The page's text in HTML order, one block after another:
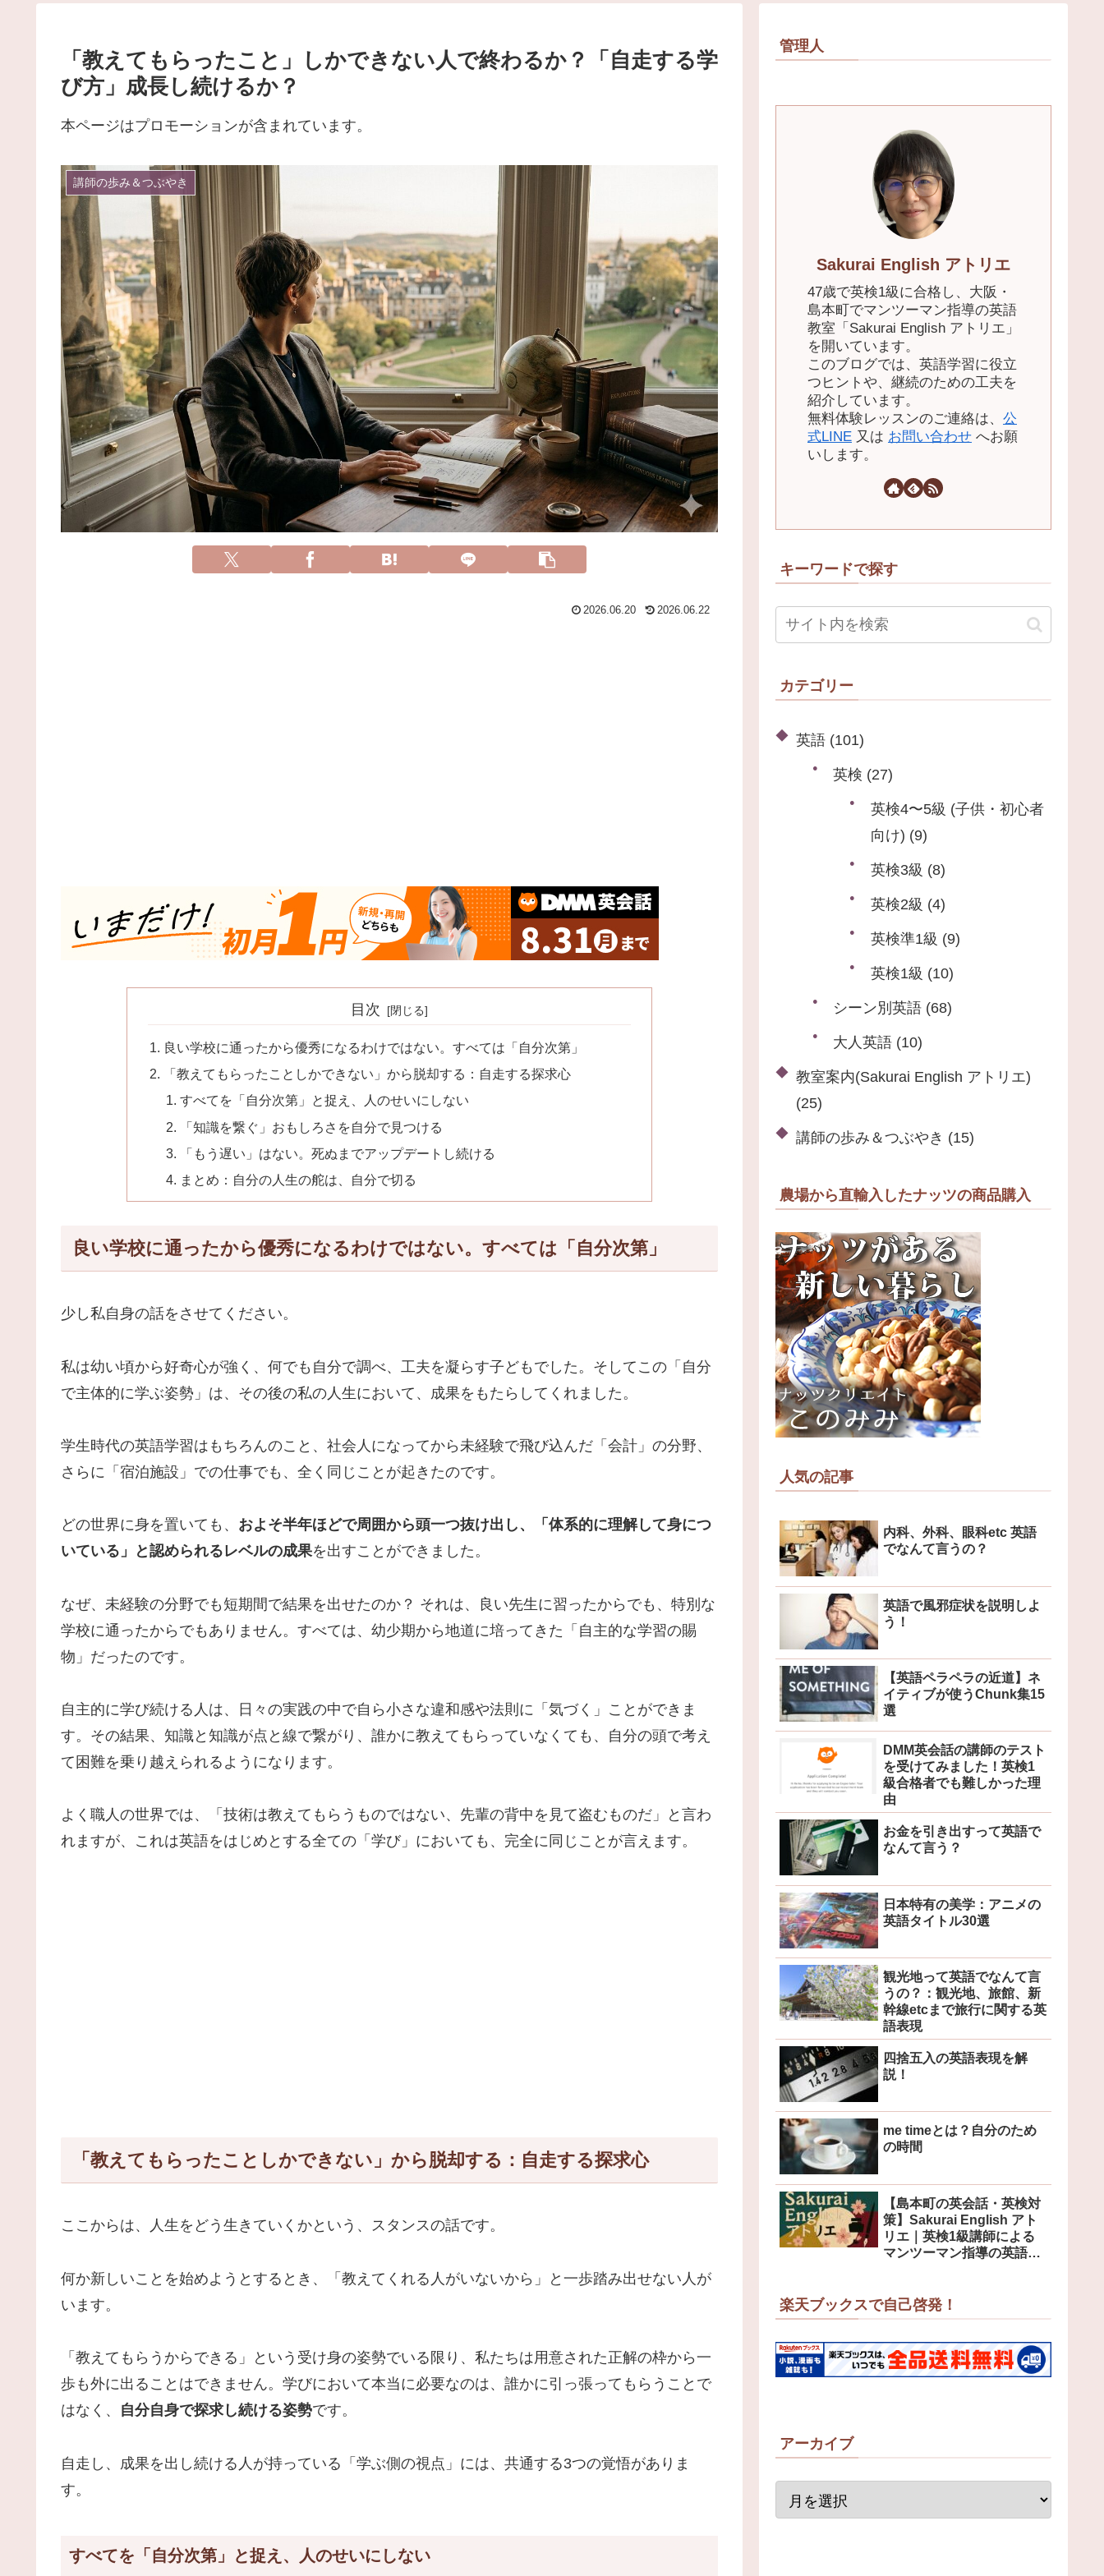
「教えてもらったこと」しかできない人で終わるか？「自走する学
び方」成長し続けるか？
本ページはプロモーションが含まれています。
講師の歩み＆つぶやき
2026.06.20 2026.06.22
目次
良い学校に通ったから優秀になるわけではない。すべては「自分次第」
「教えてもらったことしかできない」から脱却する：自走する探求心
すべてを「自分次第」と捉え、人のせいにしない
「知識を繋ぐ」おもしろさを自分で見つける
「もう遅い」はない。死ぬまでアップデートし続ける
まとめ：自分の人生の舵は、自分で切る
良い学校に通ったから優秀になるわけではない。すべては「自分次第」
少し私自身の話をさせてください。
私は幼い頃から好奇心が強く、何でも自分で調べ、工夫を凝らす子どもでした。そしてこの「自分
で主体的に学ぶ姿勢」は、その後の私の人生において、成果をもたらしてくれました。
学生時代の英語学習はもちろんのこと、社会人になってから未経験で飛び込んだ「会計」の分野、
さらに「宿泊施設」での仕事でも、全く同じことが起きたのです。
どの世界に身を置いても、 およそ半年ほどで周囲から頭一つ抜け出し、「体系的に理解して身につ
いている」と認められるレベルの成果を出すことができました。
なぜ、未経験の分野でも短期間で結果を出せたのか？ それは、良い先生に習ったからでも、特別な
学校に通ったからでもありません。すべては、幼少期から地道に培ってきた「自主的な学習の賜
物」だったのです。
自主的に学び続ける人は、日々の実践の中で自ら小さな違和感や法則に「気づく」ことができま
す。その結果、知識と知識が点と線で繋がり、誰かに教えてもらっていなくても、自分の頭で考え
て困難を乗り越えられるようになります。
よく職人の世界では、「技術は教えてもらうものではない、先輩の背中を見て盗むものだ」と言わ
れますが、これは英語をはじめとする全ての「学び」においても、完全に同じことが言えます。
「教えてもらったことしかできない」から脱却する：自走する探求心
ここからは、人生をどう生きていくかという、スタンスの話です。
何か新しいことを始めようとするとき、「教えてくれる人がいないから」と一歩踏み出せない人が
います。
「教えてもらうからできる」という受け身の姿勢でいる限り、私たちは用意された正解の枠から一
歩も外に出ることはできません。学びにおいて本当に必要なのは、誰かに引っ張ってもらうことで
はなく、 自分自身で探求し続ける姿勢です。
自走し、成果を出し続ける人が持っている「学ぶ側の視点」には、共通する3つの覚悟がありま
す。
すべてを「自分次第」と捉え、人のせいにしない
管理人
Sakurai English アトリエ
47歳で英検1級に合格し、大阪・
島本町でマンツーマン指導の英語
教室「Sakurai English アトリエ」
を開いています。
このブログでは、英語学習に役立
つヒントや、継続のための工夫を
紹介しています。
無料体験レッスンのご連絡は、 公
式LINE 又は お問い合わせ へお願
いします。
キーワードで探す
カテゴリー
英語 (101)
英検 (27)
英検4〜5級 (子供・初心者
向け) (9)
英検3級 (8)
英検2級 (4)
英検準1級 (9)
英検1級 (10)
シーン別英語 (68)
大人英語 (10)
教室案内(Sakurai English アトリエ)
(25)
講師の歩み＆つぶやき (15)
農場から直輸入したナッツの商品購入
人気の記事
内科、外科、眼科etc 英語
でなんて言うの？
英語で風邪症状を説明しよ
う！
【英語ペラペラの近道】ネ
イティブが使うChunk集15
選
DMM英会話の講師のテスト
を受けてみました！英検1
級合格者でも難しかった理
由
お金を引き出すって英語で
なんて言う？
日本特有の美学：アニメの
英語タイトル30選
観光地って英語でなんて言
うの？：観光地、旅館、新
幹線etcまで旅行に関する英
語表現
四捨五入の英語表現を解
説！
me timeとは？自分のため
の時間
【島本町の英会話・英検対
策】Sakurai English アト
リエ｜英検1級講師による
マンツーマン指導の英語教
楽天ブックスで自己啓発！
アーカイブ